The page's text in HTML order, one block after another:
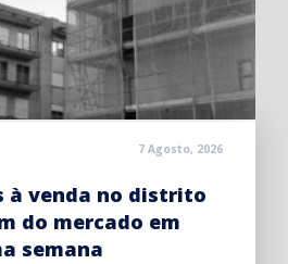
7 Agosto, 2026
à venda no distrito
do mercado em
semana